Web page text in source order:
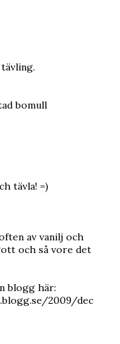
bomull
tävla! =)
av vanilj och
och så vore det
blogg här:
2009/dec